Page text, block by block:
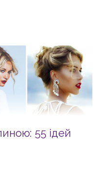
55 ідей